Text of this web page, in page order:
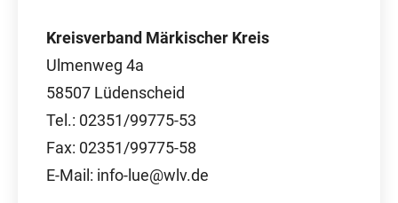
Kreisverband Märkischer Kreis
Ulmenweg 4a
58507 Lüdenscheid
Tel.: 02351/99775-53
Fax: 02351/99775-58
E-Mail: info-lue@wlv.de